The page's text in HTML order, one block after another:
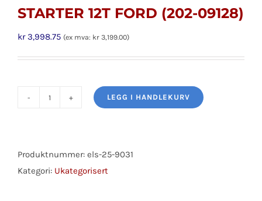
STARTER 12T FORD (202-09128)
kr3,998.75 (ex mva: kr 3,199.00)
(202-
09128)
LEGG I HANDLEKURV
Produktnummer: els-25-9031
Kategori: Ukategorisert